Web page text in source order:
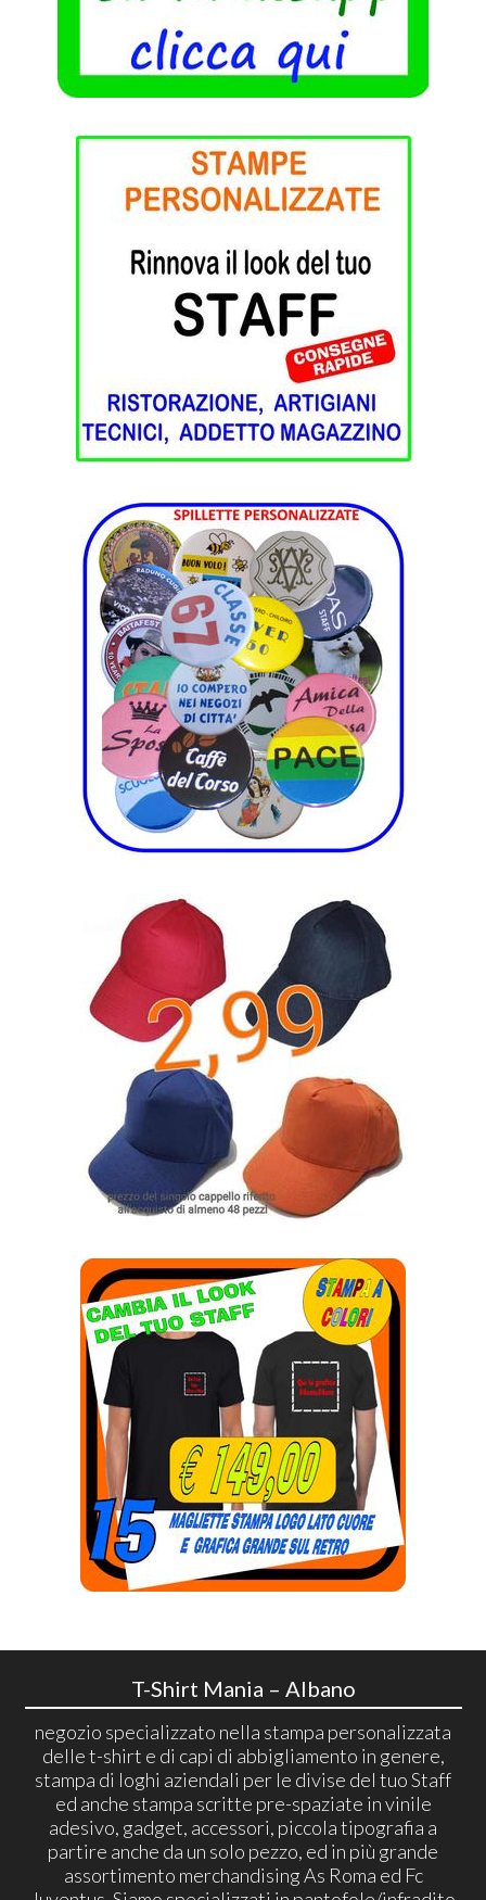
T-Shirt Mania – Albano
negozio specializzato nella stampa personalizzata
delle t-shirt e di capi di abbigliamento in genere,
stampa di loghi aziendali per le divise del tuo Staff
ed anche stampa scritte pre-spaziate in vinile
adesivo, gadget, accessori, piccola tipografia a
partire anche da un solo pezzo, ed in più grande
assortimento merchandising As Roma ed Fc